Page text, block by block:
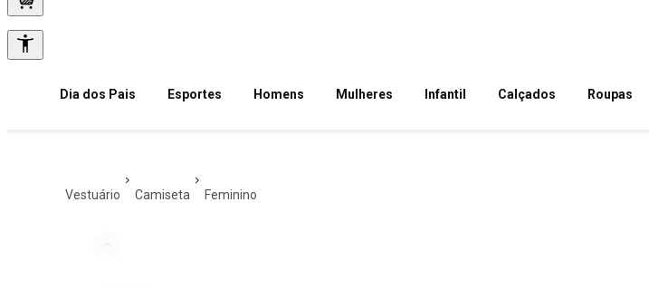
Dia dos Pais Esportes Homens Mulheres Infantil Calçados Roupas
vestuário camiseta feminino